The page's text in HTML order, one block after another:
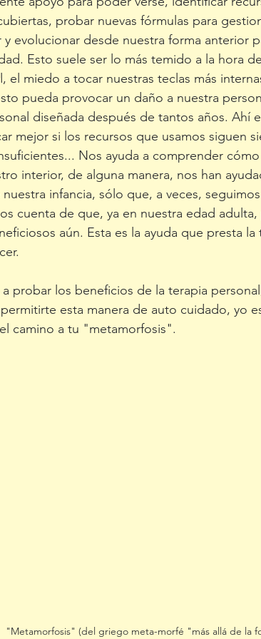
probar nuevas fórmulas para
y evolucionar desde nuestra forma anterior
Esto suele ser lo más temido a la hora
el miedo a tocar nuestras teclas más
pueda provocar un daño a nuestra
diseñada después de tantos años. Ahí
mejor si los recursos que usamos siguen
Nos ayuda a comprender
interior, de alguna manera, nos han
infancia, sólo que, a veces,
cuenta de que, ya en nuestra edad
aún. Esta es la ayuda que presta
probar los beneficios de la terapia
esta manera de auto cuidado, yo
camino a tu "metamorfosis".
"Metamorfosis" (del griego meta-morfé "más allá de la